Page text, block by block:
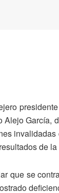
Alejo García,
de
que se